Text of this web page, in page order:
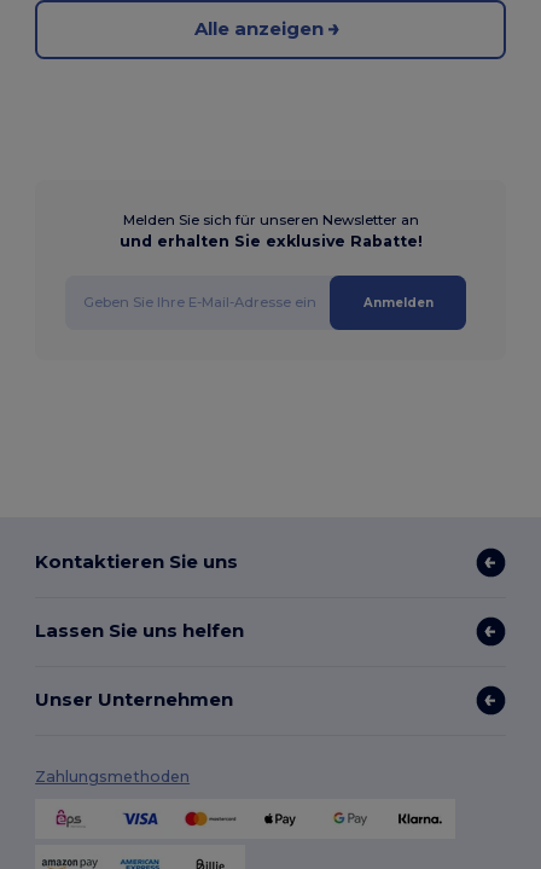
Alle anzeigen
Melden Sie sich für unseren Newsletter an
und erhalten Sie exklusive Rabatte!
Anmelden
Kontaktieren Sie uns
Lassen Sie uns helfen
Unser Unternehmen
Zahlungsmethoden